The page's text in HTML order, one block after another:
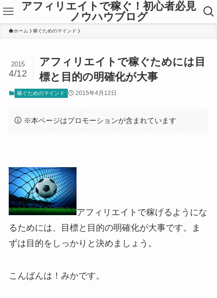
アフィリエイトで稼ぐ！初心者必見
ノウハウブログ
ホーム 稼ぐためのマインド
アフィリエイトで稼ぐためには目
標と目的の明確化が大事
2015
4/12
稼ぐためのマインド 2015年4月12日
※本ページはプロモーションが含まれています
アフィリエイトで稼げるようにな
るためには、目標と目的の明確化が大事です。ま
ずは目的をしっかりと決めましょう。
こんばんは！みかです。